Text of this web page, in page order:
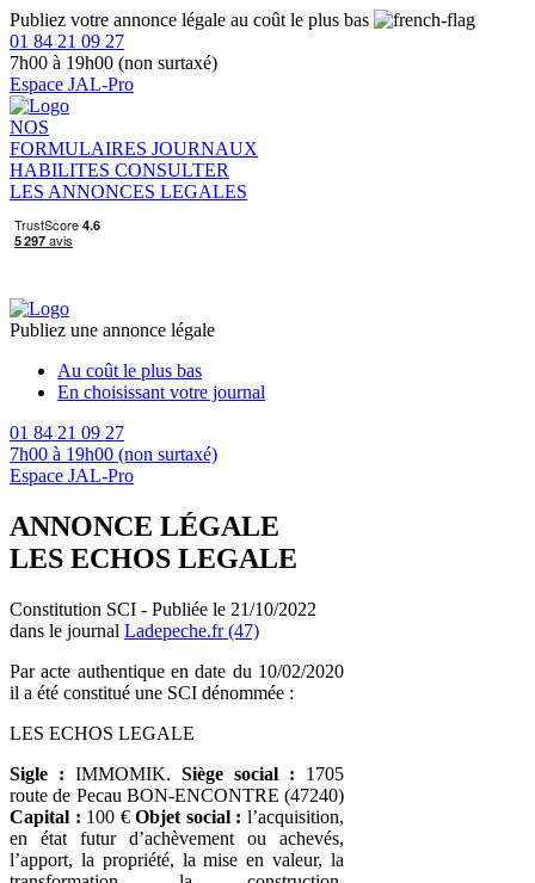
Publiez votre annonce légale au coût le plus bas
01 84 21 09 27
7h00 à 19h00 (non surtaxé)
Espace JAL-Pro
NOS
FORMULAIRES JOURNAUX
HABILITES CONSULTER
LES ANNONCES LEGALES
Publiez une annonce légale
Au coût le plus bas
En choisissant votre journal
01 84 21 09 27
7h00 à 19h00 (non surtaxé)
Espace JAL-Pro
ANNONCE LÉGALE
LES ECHOS LEGALE
Constitution SCI - Publiée le 21/10/2022
dans le journal Ladepeche.fr (47)
Par acte authentique en date du 10/02/2020
il a été constitué une SCI dénommée :
LES ECHOS LEGALE
Sigle : IMMOMIK. Siège social : 1705
route de Pecau BON-ENCONTRE (47240)
Capital : 100 €Objet social : l’acquisition,
en état futur d’achèvement ou achevés,
l’apport, la propriété, la mise en valeur, la